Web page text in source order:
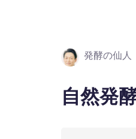
発酵の仙人
自然発